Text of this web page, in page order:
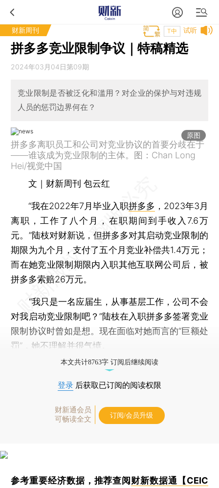
财新周刊 试听
T中
拼多多竞业限制争议｜特稿精选
2024年03月04日第09期
竞业限制是否被泛化和滥用？对企业的保护与对违规
人员的惩罚边界何在？
原图
拼多多离职员工和公司对竞业协议的首要分歧在于
——谁该成为竞业限制的主体。图：Chan Long
Hei/视觉中国
文｜财新周刊 包云红
“我在2022年7月毕业入职拼多多 ，2023年3月
离职，工作了八个月，在职期间到手收入7.6万
元。”陆枝对财新说，但拼多多对其启动竞业限制的
期限为九个月，支付了五个月竞业补偿共1.4万元；
而在她竞业限制期限内入职其他互联网公司后，被
拼多多索赔26万元。
“我只是一名应届生，从事基层工作，公司不会
对我启动竞业限制吧？”陆枝在入职拼多多签署竞业
限制协议时曾如是想。现在面临对她而言的“巨额处
罚”，她不理解并很气愤。
本文共计8763字 订阅后继续阅读
登录 后获取已订阅的阅读权限
财新通会员
可畅读全文
订阅/会员升级
参考重要经济数据，推荐查阅 财新数据通【CEIC